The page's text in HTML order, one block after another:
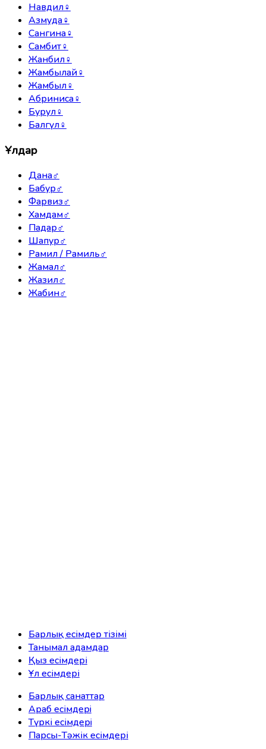
Навдил♀
Азмуда♀
Сангина♀
Самбит♀
Жанбил♀
Жамбылай♀
Жамбыл♀
Абриниса♀
Бурул♀
Балгүл♀
Ұлдар
Дана♂
Бабур♂
Фарвиз♂
Хамдам♂
Падар♂
Шапур♂
Рамил / Рамиль♂
Жамал♂
Жазил♂
Жабин♂
Барлық есімдер тізімі
Танымал адамдар
Қыз есімдері
Ұл есімдері
Барлық санаттар
Араб есімдерi
Түркі есімдерi
Парсы-Тәжік есімдері